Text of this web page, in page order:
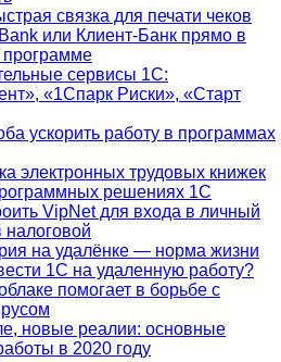
связка для печати чеков
или Клиент-Банк прямо в
сервисы 1С:
«1Спарк Риски», «Старт
ускорить работу в программах
электронных трудовых книжек
решениях 1С
VipNet для входа в личный
налоговой
на удалёнке — норма жизни
1С на удаленную работу?
помогает в борьбе с
новые реалии: основные
в 2020 году